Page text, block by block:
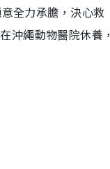
全力承膽，決心救
沖繩動物醫院休養，